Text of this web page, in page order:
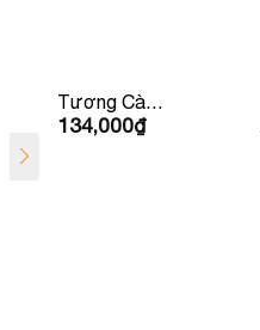
Tương Cà
Ketchup Hữu Cơ
134,000₫